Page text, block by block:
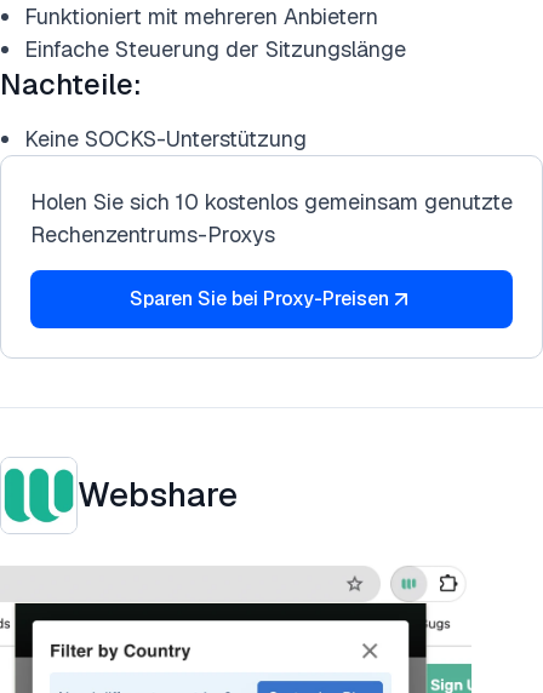
Funktioniert mit mehreren Anbietern
Einfache Steuerung der Sitzungslänge
Nachteile:
Keine SOCKS-Unterstützung
Holen Sie sich 10 kostenlos gemeinsam genutzte
Rechenzentrums-Proxys
Sparen Sie bei Proxy-Preisen
Webshare